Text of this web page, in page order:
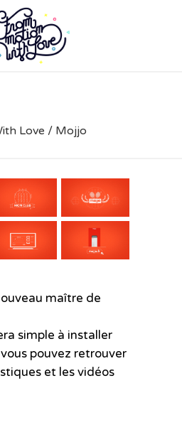
Love / Mojjo
maître de
simple à installer
pouvez retrouver
et les vidéos